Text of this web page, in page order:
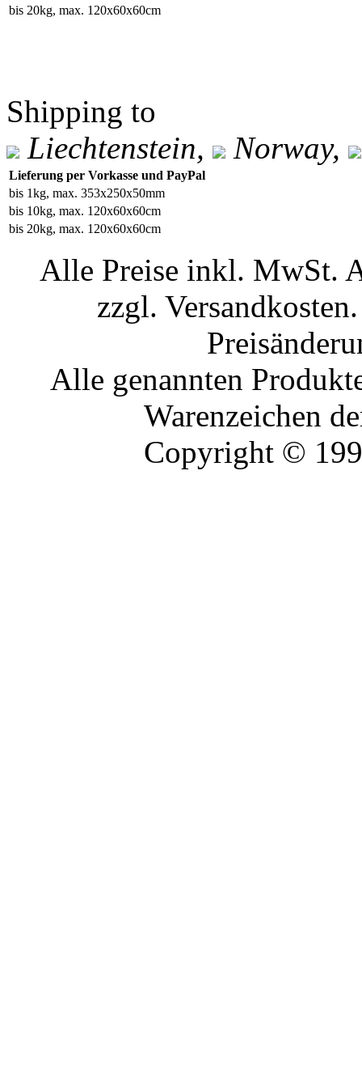
bis 20kg, max. 120x60x60cm
Shipping to
Liechtenstein,
Norway,
Lieferung per Vorkasse und PayPal
bis 1kg, max. 353x250x50mm
bis 10kg, max. 120x60x60cm
bis 20kg, max. 120x60x60cm
Alle Preise inkl. MwSt.
zzgl.
Alle genannten
Warenzeichen
Copyright ©